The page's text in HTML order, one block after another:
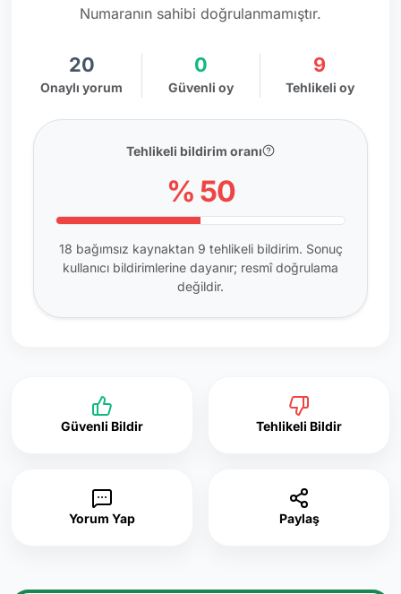
Numaranın sahibi doğrulanmamıştır.
20
Onaylı yorum
0
Güvenli oy
9
Tehlikeli oy
Tehlikeli bildirim oranı
% 50
18 bağımsız kaynaktan 9 tehlikeli bildirim. Sonuç
kullanıcı bildirimlerine dayanır; resmî doğrulama
değildir.
Güvenli Bildir Tehlikeli Bildir
Yorum Yap Paylaş